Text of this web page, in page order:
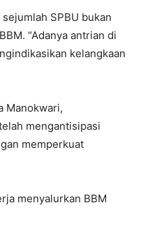
SPBU bukan
“Adanya antrian di
kelangkaan
Manokwari,
mengantisipasi
memperkuat
menyalurkan BBM